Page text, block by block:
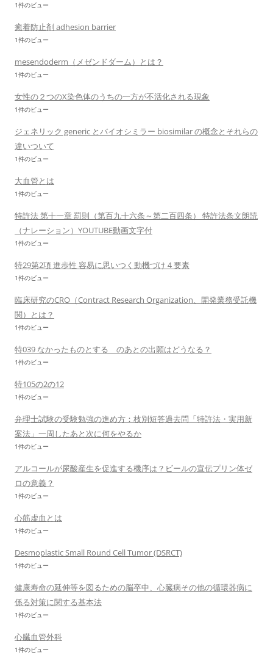
1件のビュー
癒着防止剤 adhesion barrier
1件のビュー
mesendoderm（メゼンドダーム）とは？
1件のビュー
女性の２つのX染色体のうちの一方が不活化される現象
1件のビュー
ジェネリック generic とバイオシミラー biosimilar の概念とそれらの
違いついて
1件のビュー
大血管とは
1件のビュー
特許法 第十一章 罰則（第百九十六条～第二百四条） 特許法条文朗読
（ナレーション）YOUTUBE動画文字付
1件のビュー
特29第2項 進歩性 容易に思いつく動機づけ４要素
1件のビュー
臨床研究のCRO（Contract Research Organization、開発業務受託機
関）とは？
1件のビュー
特039 なかったものとする のあとの出願はどうなる？
1件のビュー
特105の2の12
1件のビュー
弁理士試験の受験勉強の進め方：枝別短答過去問「特許法・実用新
案法」一周したあと次に何をやるか
1件のビュー
アルコールが尿酸産生を促進する機序は？ビールの宣伝プリン体ゼ
ロの意義？
1件のビュー
心筋虚血とは
1件のビュー
Desmoplastic Small Round Cell Tumor (DSRCT)
1件のビュー
健康寿命の延伸等を図るための脳卒中、心臓病その他の循環器病に
係る対策に関する基本法
1件のビュー
心臓血管外科
1件のビュー